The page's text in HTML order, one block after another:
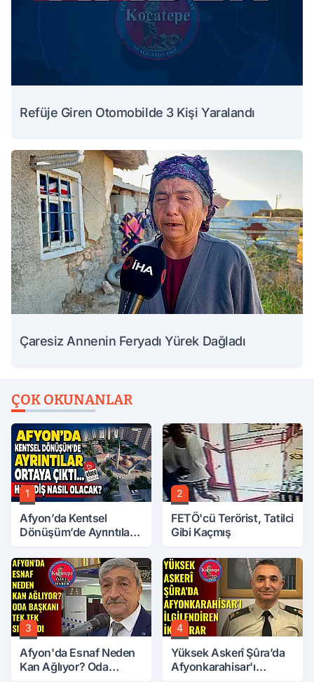
Refüje Giren Otomobilde 3 Kişi Yaralandı
Çaresiz Annenin Feryadı Yürek Dağladı
ÇOK OKUNANLAR
1
Afyon’da Kentsel
Dönüşüm’de Ayrıntılar
Nasıl Olacak?
2
FETÖ'cü Terörist, Tatilci
Gibi Kaçmış
3
Afyon'da Esnaf Neden
Kan Ağlıyor? Oda
4
Yüksek Askerî Şûra’da
Afyonkarahisar'ı